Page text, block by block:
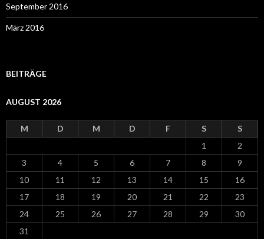
September 2016
März 2016
BEITRÄGE
AUGUST 2026
M D M D F S
S
1
2
3
4 5 6 7 8
9
10
11 12 13 14 15
16
17
18 19 20 21 22
23
24
25 26 27 28 29
30
31